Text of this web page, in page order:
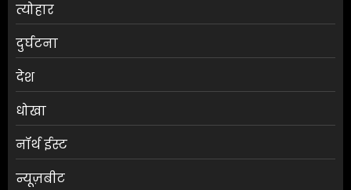
त्योहार
दुर्घटना
देश
धोखा
नॉर्थ ईस्ट
न्यूज़बीट